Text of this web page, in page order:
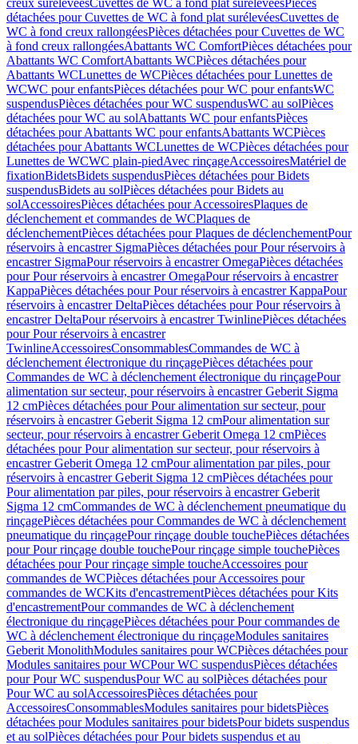
creux surélevéesCuvettes de WC à fond plat surélevéesPièces
détachées pour Cuvettes de WC à fond plat surélevéesCuvettes de
WC à fond creux rallongéesPièces détachées pour Cuvettes de WC
à fond creux rallongéesAbattants WC ComfortPièces détachées pour
Abattants WC ComfortAbattants WCPièces détachées pour
Abattants WCLunettes de WCPièces détachées pour Lunettes de
WCWC pour enfantsPièces détachées pour WC pour enfantsWC
suspendusPièces détachées pour WC suspendusWC au solPièces
détachées pour WC au solAbattants WC pour enfantsPièces
détachées pour Abattants WC pour enfantsAbattants WCPièces
détachées pour Abattants WCLunettes de WCPièces détachées pour
Lunettes de WCWC plain-piedAvec rinçageAccessoiresMatériel de
fixationBidetsBidets suspendusPièces détachées pour Bidets
suspendusBidets au solPièces détachées pour Bidets au
solAccessoiresPièces détachées pour AccessoiresPlaques de
déclenchement et commandes de WCPlaques de
déclenchementPièces détachées pour Plaques de déclenchementPour
réservoirs à encastrer SigmaPièces détachées pour Pour réservoirs à
encastrer SigmaPour réservoirs à encastrer OmegaPièces détachées
pour Pour réservoirs à encastrer OmegaPour réservoirs à encastrer
KappaPièces détachées pour Pour réservoirs à encastrer KappaPour
réservoirs à encastrer DeltaPièces détachées pour Pour réservoirs à
encastrer DeltaPour réservoirs à encastrer TwinlinePièces détachées
pour Pour réservoirs à encastrer
TwinlineAccessoiresConsommablesCommandes de WC à
déclenchement électronique du rinçagePièces détachées pour
Commandes de WC à déclenchement électronique du rinçagePour
alimentation sur secteur, pour réservoirs à encastrer Geberit Sigma
12 cmPièces détachées pour Pour alimentation sur secteur, pour
réservoirs à encastrer Geberit Sigma 12 cmPour alimentation sur
secteur, pour réservoirs à encastrer Geberit Omega 12 cmPièces
détachées pour Pour alimentation sur secteur, pour réservoirs à
encastrer Geberit Omega 12 cmPour alimentation par piles, pour
réservoirs à encastrer Geberit Sigma 12 cmPièces détachées pour
Pour alimentation par piles, pour réservoirs à encastrer Geberit
Sigma 12 cmCommandes de WC à déclenchement pneumatique du
rinçagePièces détachées pour Commandes de WC à déclenchement
pneumatique du rinçagePour rinçage double touchePièces détachées
pour Pour rinçage double touchePour rinçage simple touchePièces
détachées pour Pour rinçage simple toucheAccessoires pour
commandes de WCPièces détachées pour Accessoires pour
commandes de WCKits d'encastrementPièces détachées pour Kits
d'encastrementPour commandes de WC à déclenchement
électronique du rinçagePièces détachées pour Pour commandes de
WC à déclenchement électronique du rinçageModules sanitaires
Geberit MonolithModules sanitaires pour WCPièces détachées pour
Modules sanitaires pour WCPour WC suspendusPièces détachées
pour Pour WC suspendusPour WC au solPièces détachées pour
Pour WC au solAccessoiresPièces détachées pour
AccessoiresConsommablesModules sanitaires pour bidetsPièces
détachées pour Modules sanitaires pour bidetsPour bidets suspendus
et au solPièces détachées pour Pour bidets suspendus et au